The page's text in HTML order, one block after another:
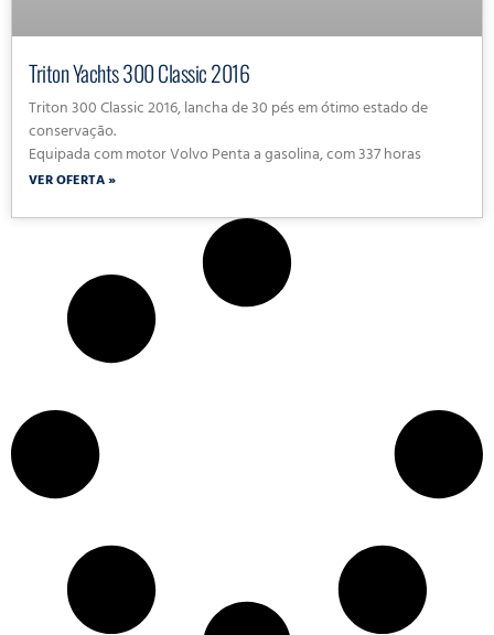
Triton Yachts 300 Classic 2016
Triton 300 Classic 2016, lancha de 30 pés em ótimo estado de
conservação.
Equipada com motor Volvo Penta a gasolina, com 337 horas
VER OFERTA »